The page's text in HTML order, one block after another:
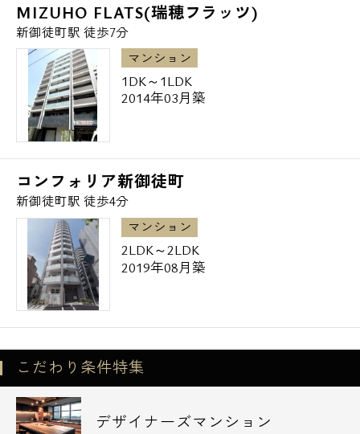
蔵前のデザイナーズマンション『オーキッド
レジデンス蔵前』の他、
台東区の高級賃貸マンション、都心の高級賃
貸、デザイナーズマンションはエスアールホ
ームへお任せ下さい。
契約時に通常は掛かる1ヵ月分の仲介手数料
などの『無料診断』などもお気軽にお問い合
わせ下さい。
エスアールホームは全物件、初期費用のクレ
ジットカード決済に対応しております。
MIZUHO FLATS(瑞穂フラッツ)
新御徒町駅 徒歩7分
マンション
1DK～1LDK
2014年03月築
コンフォリア新御徒町
新御徒町駅 徒歩4分
マンション
2LDK～2LDK
2019年08月築
こだわり条件特集
デザイナーズマンション